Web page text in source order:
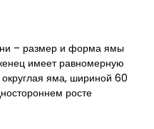
– размер и форма ямы
имеет равномерную
округлая яма, шириной 60
росте